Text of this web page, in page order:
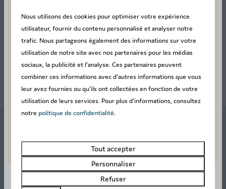
Une localisation idéale à Dochamps, au
cœur de l’Ardenne
Nous utilisons des cookies pour optimiser votre expérience
utilisateur, fournir du contenu personnalisé et analyser notre
trafic. Nous partageons également des informations sur votre
utilisation de notre site avec nos partenaires pour les médias
sociaux, la publicité et l'analyse. Ces partenaires peuvent
combiner ces informations avec d'autres informations que vous
leur avez fournies ou qu'ils ont collectées en fonction de votre
utilisation de leurs services. Pour plus d'informations, consultez
notre politique de confidentialité.
Tout accepter
Personnaliser
Refuser